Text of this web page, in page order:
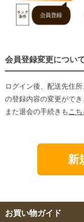
会員登録変更につい
ログイン後、配送先住
の登録内容の変更ができ
また退会の手続きも こち
新
お買い物ガイド